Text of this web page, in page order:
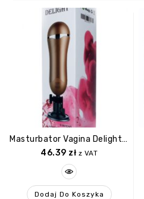
Masturbator Vagina Delight 9 Function USB
46.39 zł z VAT
Dodaj Do Koszyka